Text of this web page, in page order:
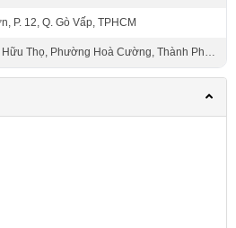
P. 12, Q. Gò Vấp, TPHCM
Thọ, Phường Hoà Cường, Thành Phố